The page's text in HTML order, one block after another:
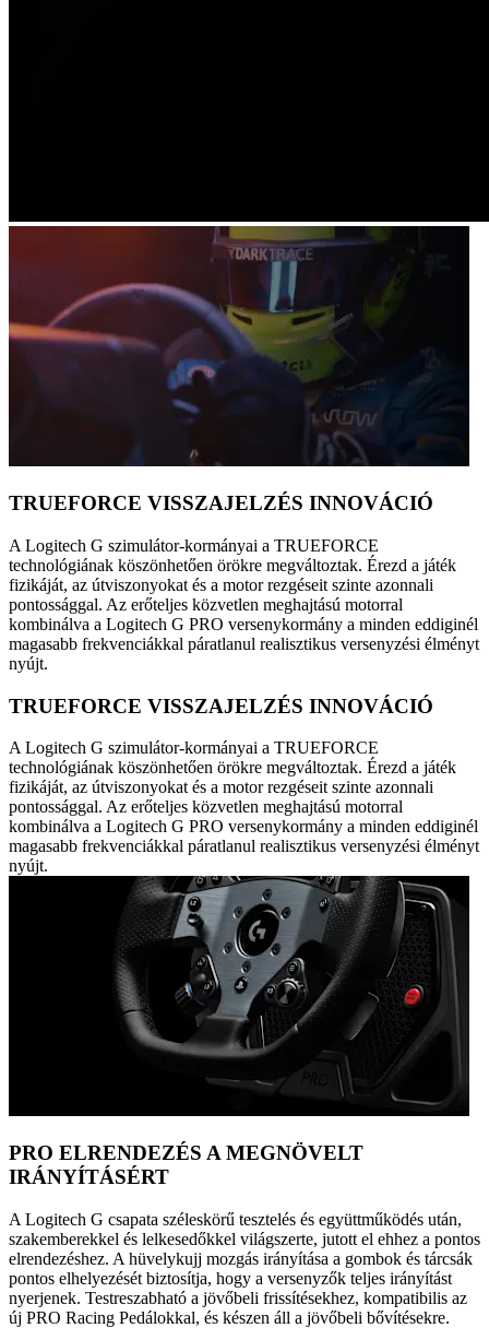
TRUEFORCE VISSZAJELZÉS INNOVÁCIÓ
A Logitech G szimulátor-kormányai a TRUEFORCE
technológiának köszönhetően örökre megváltoztak. Érezd a játék
fizikáját, az útviszonyokat és a motor rezgéseit szinte azonnali
pontossággal. Az erőteljes közvetlen meghajtású motorral
kombinálva a Logitech G PRO versenykormány a minden eddiginél
magasabb frekvenciákkal páratlanul realisztikus versenyzési élményt
nyújt.
TRUEFORCE VISSZAJELZÉS INNOVÁCIÓ
A Logitech G szimulátor-kormányai a TRUEFORCE
technológiának köszönhetően örökre megváltoztak. Érezd a játék
fizikáját, az útviszonyokat és a motor rezgéseit szinte azonnali
pontossággal. Az erőteljes közvetlen meghajtású motorral
kombinálva a Logitech G PRO versenykormány a minden eddiginél
magasabb frekvenciákkal páratlanul realisztikus versenyzési élményt
nyújt.
PRO ELRENDEZÉS A MEGNÖVELT
IRÁNYÍTÁSÉRT
A Logitech G csapata széleskörű tesztelés és együttműködés után,
szakemberekkel és lelkesedőkkel világszerte, jutott el ehhez a pontos
elrendezéshez. A hüvelykujj mozgás irányítása a gombok és tárcsák
pontos elhelyezését biztosítja, hogy a versenyzők teljes irányítást
nyerjenek. Testreszabható a jövőbeli frissítésekhez, kompatibilis az
új PRO Racing Pedálokkal, és készen áll a jövőbeli bővítésekre.